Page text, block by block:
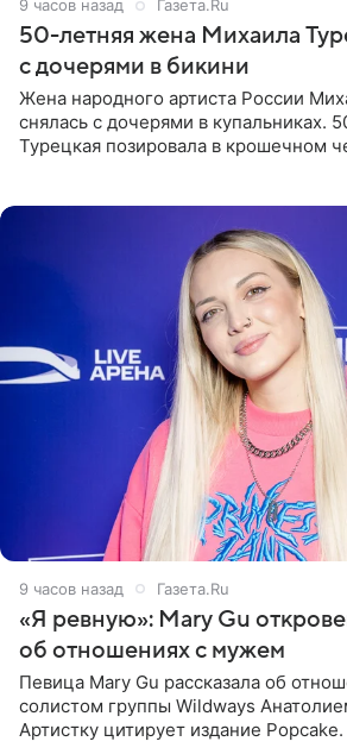
9 часов назад Газета.Ru
50-летняя жена Михаила
с дочерями в бикини
Жена народного артиста России
снялась с дочерями в купальниках.
Турецкая позировала в крошечном
9 часов назад Газета.Ru
«Я ревную»: Mary Gu
об отношениях с мужем
Певица Mary Gu рассказала об
солистом группы Wildways
Артистку цитирует издание